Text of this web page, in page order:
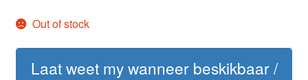
Out of stock
Laat weet my wanneer beskikbaar /